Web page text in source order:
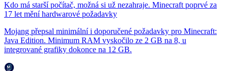
Kdo má starší počítač, možná si už nezahraje. Minecraft poprvé za
17 let mění hardwarové požadavky
Mojang přepsal minimální i doporučené požadavky pro Minecraft:
Java Edition. Minimum RAM vyskočilo ze 2 GB na 8, u
integrované grafiky dokonce na 12 GB.